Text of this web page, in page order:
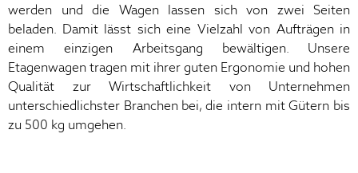
werden und die Wagen lassen sich von zwei Seiten
beladen. Damit lässt sich eine Vielzahl von Aufträgen in
einem einzigen Arbeitsgang bewältigen. Unsere
Etagenwagen tragen mit ihrer guten Ergonomie und hohen
Qualität zur Wirtschaftlichkeit von Unternehmen
unterschiedlichster Branchen bei, die intern mit Gütern bis
zu 500 kg umgehen.